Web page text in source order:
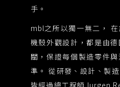
手。
mbl之所以獨一無二，
機殼外觀設計，都是由
關，保證每個製造零件
準。 從研發、設計、製
皆經過總工程師Jurgen